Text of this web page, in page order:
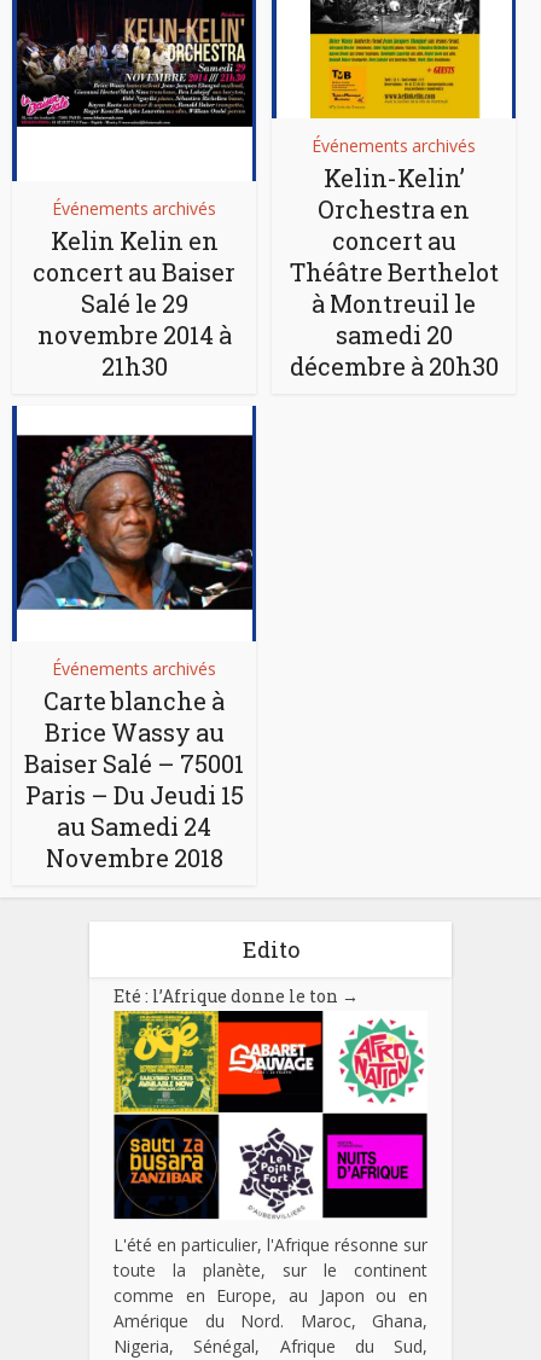
Événements archivés
Kelin Kelin en
concert au Baiser
Salé le 29
novembre 2014 à
21h30
Événements archivés
Kelin-Kelin’
Orchestra en
concert au
Théâtre Berthelot
à Montreuil le
samedi 20
décembre à 20h30
Événements archivés
Carte blanche à
Brice Wassy au
Baiser Salé – 75001
Paris – Du Jeudi 15
au Samedi 24
Novembre 2018
Edito
Eté : l’Afrique donne le ton →
L'été en particulier, l'Afrique résonne sur
toute la planète, sur le continent
comme en Europe, au Japon ou en
Amérique du Nord. Maroc, Ghana,
Nigeria, Sénégal, Afrique du Sud,